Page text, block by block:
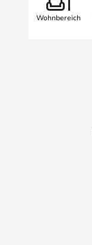
Wohnbereich